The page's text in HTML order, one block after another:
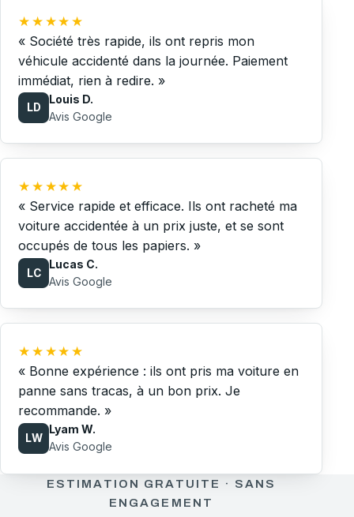
★★★★★
« Société très rapide, ils ont repris mon
véhicule accidenté dans la journée. Paiement
immédiat, rien à redire. »
LD
Louis D.
Avis Google
★★★★★
« Service rapide et efficace. Ils ont racheté ma
voiture accidentée à un prix juste, et se sont
occupés de tous les papiers. »
LC
Lucas C.
Avis Google
★★★★★
« Bonne expérience : ils ont pris ma voiture en
panne sans tracas, à un bon prix. Je
recommande. »
LW
Lyam W.
Avis Google
ESTIMATION GRATUITE · SANS
ENGAGEMENT